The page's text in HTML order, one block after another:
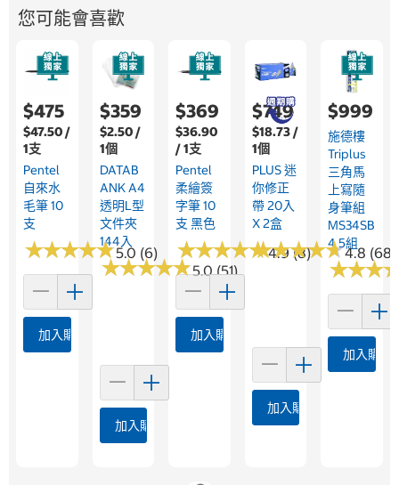
您可能會喜歡
$475
$47.50 /
1支
Pentel
自來水
毛筆 10
支
★★★★★
★★★★★5.0 (6)
加入購物車
$359
$2.50 /
1個
DATAB
ANK A4
透明L型
文件夾
144入
★★★★★
★★★★★5.0 (51)
加入購物車
$369
$36.90
/ 1支
Pentel
柔繪簽
字筆 10
支 黑色
★★★★★
★★★★★4.9 (8)
加入購物車
$749
$18.73 /
1個
PLUS 迷
你修正
帶 20入
X 2盒
★★★★★
★★★★★4.8 (68)
加入購物車
$999
施德樓
Triplus
三角馬
上寫隨
身筆組
MS34SB
4 5組
★★★
★★★
加入購物